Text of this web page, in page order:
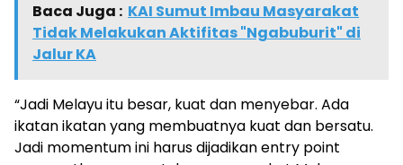
Baca Juga : KAI Sumut Imbau Masyarakat
Tidak Melakukan Aktifitas "Ngabuburit" di
Jalur KA
“Jadi Melayu itu besar, kuat dan menyebar. Ada
ikatan ikatan yang membuatnya kuat dan bersatu.
Jadi momentum ini harus dijadikan entry point